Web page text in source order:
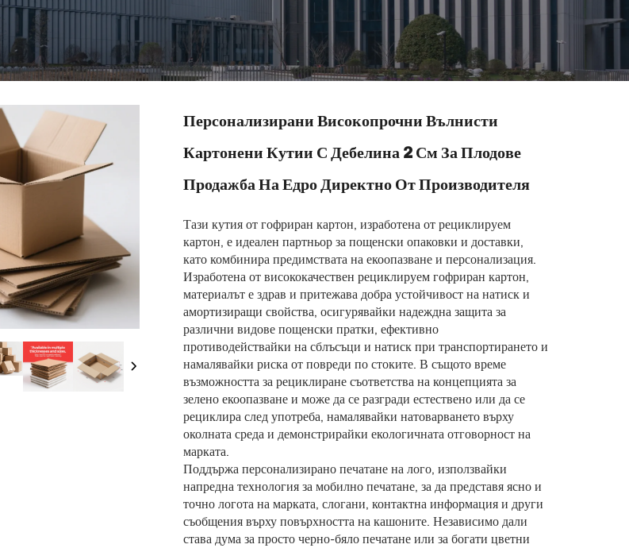
Персонализирани Високопрочни Вълнисти
Картонени Кутии С Дебелина 2 См За Плодове
Продажба На Едро Директно От Производителя
Тази кутия от гофриран картон, изработена от рециклируем
картон, е идеален партньор за пощенски опаковки и доставки,
като комбинира предимствата на екоопазване и персонализация.
Изработена от висококачествен рециклируем гофриран картон,
материалът е здрав и притежава добра устойчивост на натиск и
амортизиращи свойства, осигурявайки надеждна защита за
различни видове пощенски пратки, ефективно
противодействайки на сблъсъци и натиск при транспортирането и
намалявайки риска от повреди по стоките. В същото време
възможността за рециклиране съответства на концепцията за
зелено екоопазване и може да се разгради естествено или да се
рециклира след употреба, намалявайки натоварването върху
околната среда и демонстрирайки екологичната отговорност на
марката.
Поддържа персонализирано печатане на лого, използвайки
напредна технология за мобилно печатане, за да представя ясно и
точно логота на марката, слогани, контактна информация и други
съобщения върху повърхността на кашоните. Независимо дали
става дума за просто черно-бяло печатане или за богати цветни